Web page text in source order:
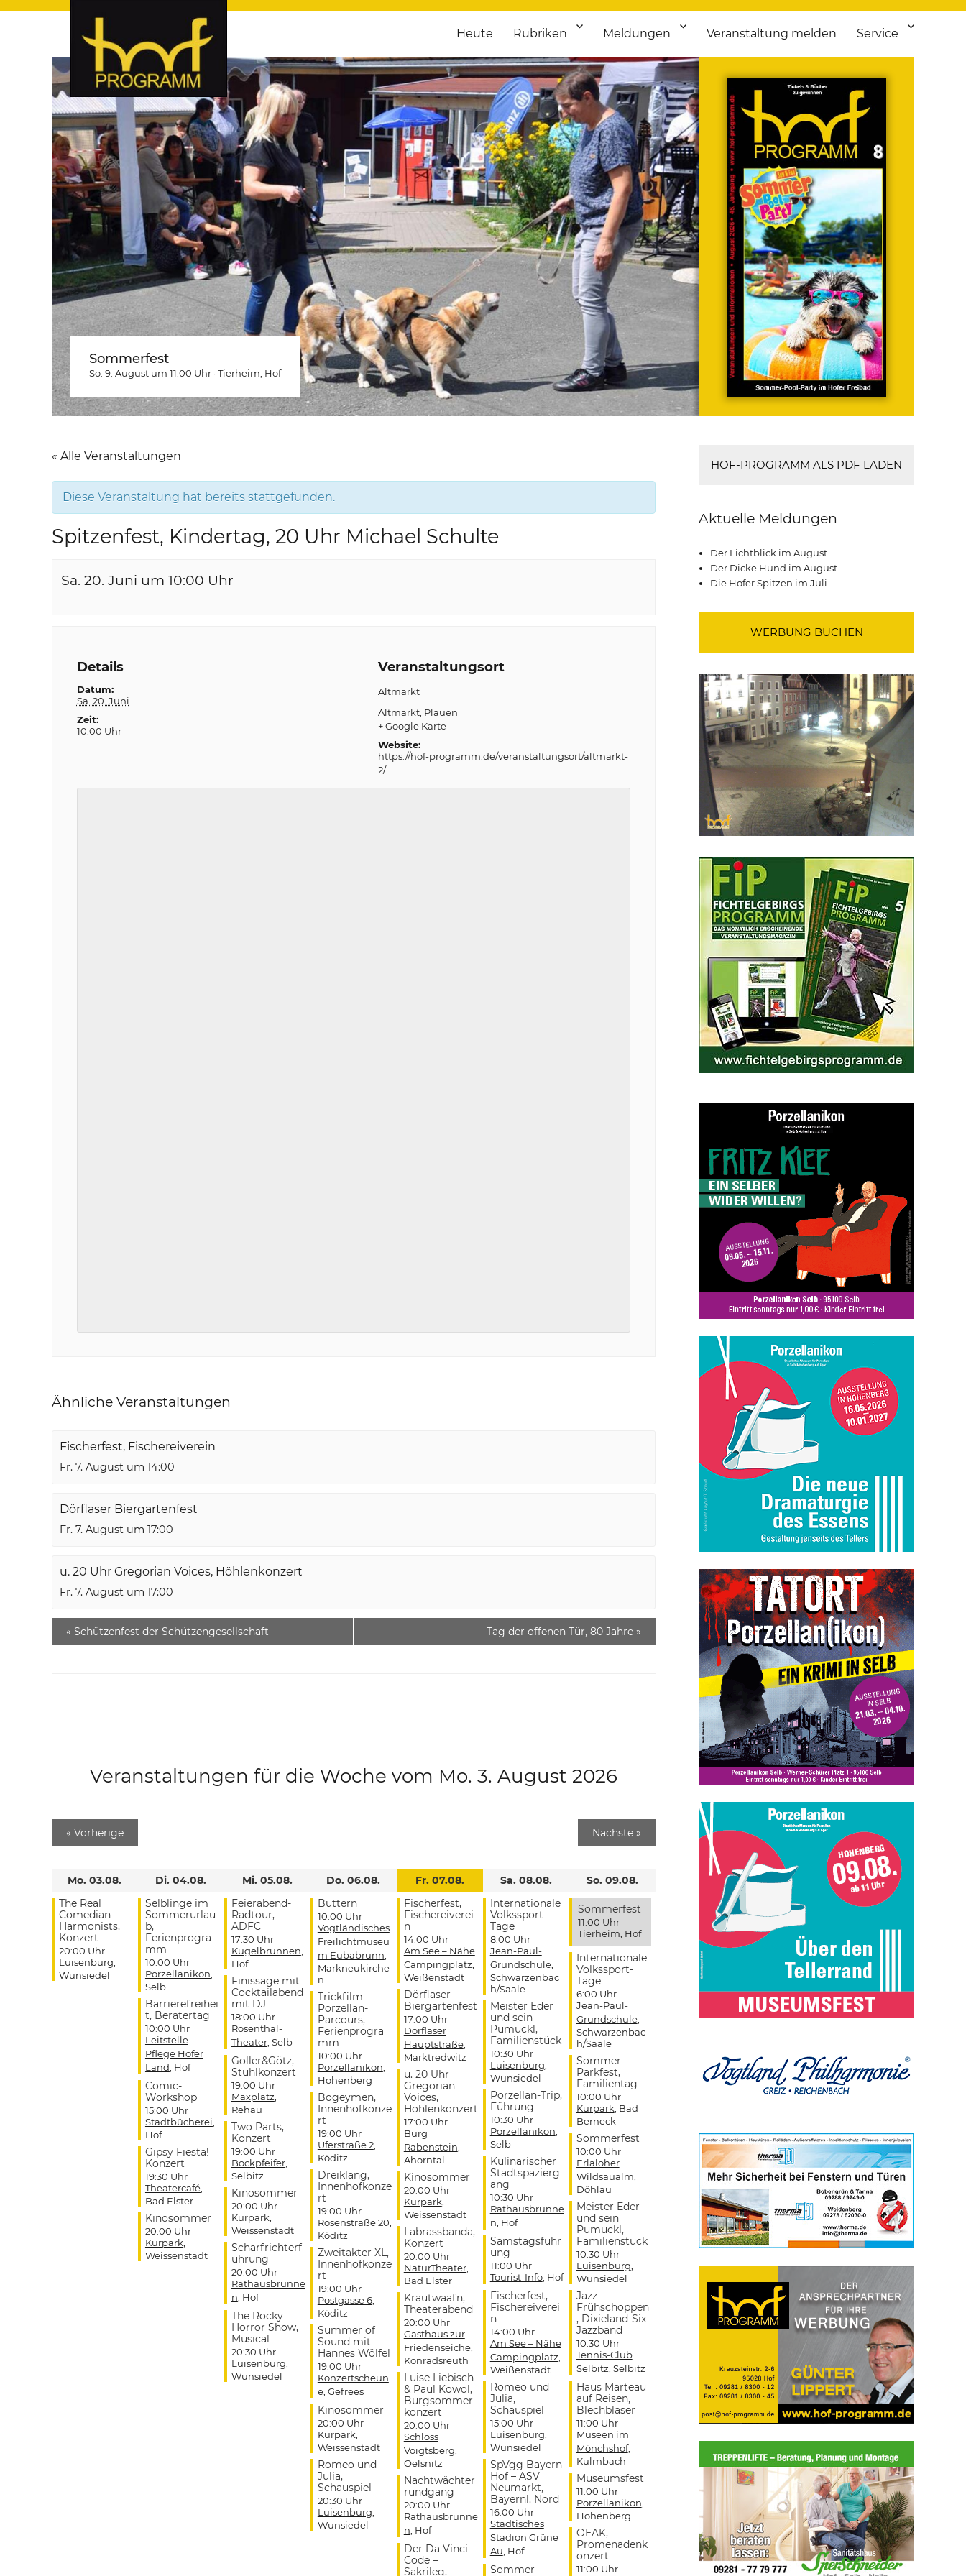
hof-programm – das Veranstaltungsportal für Hochfranken
hof-programm – das Veranstaltungsportal für Hof und Hochfranken. Täglich aktuelle Termine von Kultur bis Sport, von Theater bis Flohmarkt.
Heute Rubriken Meldungen Veranstaltung melden Service
Sommerfest
So. 9. August um 11:00 Uhr ·Tierheim , Hof
« Alle Veranstaltungen
Diese Veranstaltung hat bereits stattgefunden.
Spitzenfest, Kindertag, 20 Uhr Michael Schulte
Sa. 20. Juni um 10:00 Uhr
Details
Datum:
Sa. 20. Juni
Zeit:
10:00 Uhr
Veranstaltungsort
Altmarkt
Altmarkt Plauen
+ Google Karte
Website:
https://hof-programm.de/veranstaltungsort/altmarkt-
2/
Ähnliche Veranstaltungen
Fischerfest, Fischereiverein
Fr. 7. August um 14:00
Dörflaser Biergartenfest
Fr. 7. August um 17:00
u. 20 Uhr Gregorian Voices, Höhlenkonzert
Fr. 7. August um 17:00
« Schützenfest der Schützengesellschaft Tag der offenen Tür, 80 Jahre »
Veranstaltungen für die Woche vom Mo. 3. August 2026
« Vorherige Nächste »
Mo. 03.08.
The Real
Comedian
Harmonists,
Konzert
20:00 Uhr
Luisenburg
Wunsiedel
Di. 04.08.
Selblinge im
Sommerurlau
b,
Ferienprogra
mm
10:00 Uhr
Porzellanikon
Selb
Barrierefreihei
t, Beratertag
10:00 Uhr
Leitstelle
Pflege Hofer
Land , Hof
Comic-
Workshop
15:00 Uhr
Stadtbücherei
Hof
Gipsy Fiesta!
Konzert
19:30 Uhr
Theatercafé,
Bad Elster
Kinosommer
20:00 Uhr
Kurpark
Weissenstadt
Mi. 05.08.
Feierabend-
Radtour,
ADFC
17:30 Uhr
Kugelbrunnen
Hof
Finissage mit
Cocktailabend
mit DJ
18:00 Uhr
Rosenthal-
Theater, Selb
Goller&Götz,
Stuhlkonzert
19:00 Uhr
Maxplatz
Rehau
Two Parts,
Konzert
19:00 Uhr
Bockpfeifer,
Selbitz
Kinosommer
20:00 Uhr
Kurpark
Weissenstadt
Scharfrichterf
ührung
20:00 Uhr
Rathausbrunne
n , Hof
The Rocky
Horror Show,
Musical
20:30 Uhr
Luisenburg
Wunsiedel
Do. 06.08.
Buttern
10:00 Uhr
Vogtländisches
Freilichtmuseu
m Eubabrunn
Markneukirche
n
Trickfilm-
Porzellan-
Parcours,
Ferienprogra
mm
10:00 Uhr
Porzellanikon
Hohenberg
Bogeymen,
Innenhofkonze
rt
19:00 Uhr
Uferstraße 2,
Köditz
Dreiklang,
Innenhofkonze
rt
19:00 Uhr
Rosenstraße 20
Köditz
Zweitakter XL,
Innenhofkonze
rt
19:00 Uhr
Postgasse 6,
Köditz
Summer of
Sound mit
Hannes Wölfel
19:00 Uhr
Konzertscheun
e, Gefrees
Kinosommer
20:00 Uhr
Kurpark
Weissenstadt
Romeo und
Julia,
Schauspiel
20:30 Uhr
Luisenburg
Wunsiedel
Fr. 07.08.
Fischerfest,
Fischereiverei
n
14:00 Uhr
Am See – Nähe
Campingplatz
Weißenstadt
Dörflaser
Biergartenfest
17:00 Uhr
Dörflaser
Hauptstraße,
Marktredwitz
u. 20 Uhr
Gregorian
Voices,
Höhlenkonzert
17:00 Uhr
Burg
Rabenstein
Ahorntal
Kinosommer
20:00 Uhr
Kurpark
Weissenstadt
Labrassbanda,
Konzert
20:00 Uhr
NaturTheater,
Bad Elster
Krautwaafn,
Theaterabend
20:00 Uhr
Gasthaus zur
Friedenseiche,
Konradsreuth
Luise Liebisch
& Paul Kowol,
Burgsommer
konzert
20:00 Uhr
Schloss
Voigtsberg
Oelsnitz
Nachtwächter
rundgang
20:00 Uhr
Rathausbrunne
n , Hof
Der Da Vinci
Code –
Sakrileg,
Sa. 08.08.
Internationale
Volkssport-
Tage
8:00 Uhr
Jean-Paul-
Grundschule,
Schwarzenbac
h/Saale
Meister Eder
und sein
Pumuckl,
Familienstück
10:30 Uhr
Luisenburg
Wunsiedel
Porzellan-Trip,
Führung
10:30 Uhr
Porzellanikon
Selb
Kulinarischer
Stadtspazierg
ang
10:30 Uhr
Rathausbrunne
n , Hof
Samstagsführ
ung
11:00 Uhr
Tourist-Info, Hof
Fischerfest,
Fischereiverei
n
14:00 Uhr
Am See – Nähe
Campingplatz
Weißenstadt
Romeo und
Julia,
Schauspiel
15:00 Uhr
Luisenburg
Wunsiedel
SpVgg Bayern
Hof – ASV
Neumarkt,
Bayernl. Nord
16:00 Uhr
Städtisches
Stadion Grüne
Au , Hof
Sommer-
So. 09.08.
Sommerfest
11:00 Uhr
Tierheim , Hof
Internationale
Volkssport-
Tage
6:00 Uhr
Jean-Paul-
Grundschule,
Schwarzenbac
h/Saale
Sommer-
Parkfest,
Familientag
10:00 Uhr
Kurpark , Bad
Berneck
Sommerfest
10:00 Uhr
Erlaloher
Wildsaualm
Döhlau
Meister Eder
und sein
Pumuckl,
Familienstück
10:30 Uhr
Luisenburg
Wunsiedel
Jazz-
Frühschoppen
, Dixieland-Six-
Jazzband
10:30 Uhr
Tennis-Club
Selbitz , Selbitz
Haus Marteau
auf Reisen,
Blechbläser
11:00 Uhr
Museen im
Mönchshof,
Kulmbach
Museumsfest
11:00 Uhr
Porzellanikon
Hohenberg
OEAK,
Promenadenk
onzert
11:00 Uhr
HOF-PROGRAMM ALS PDF LADEN
Aktuelle Meldungen
Der Lichtblick im August
Der Dicke Hund im August
Die Hofer Spitzen im Juli
WERBUNG BUCHEN